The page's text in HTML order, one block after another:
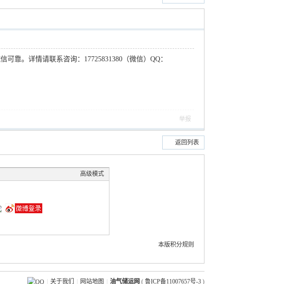
可靠。 详情请联系咨询： 17725831380（微信）QQ：
举报
返回列表
高级模式
本版积分规则
关于我们 网站地图 油气储运网 ( 鲁ICP备11007657号-3 )